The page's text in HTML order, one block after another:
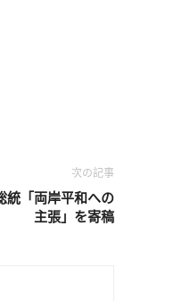
次の記事
統「両岸平和への
主張」を寄稿